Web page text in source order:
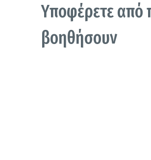
Υποφέρετε από
βοηθήσουν